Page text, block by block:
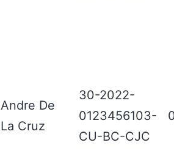
Andre De
La Cruz
30-2022-
0123456103-
CU-BC-CJC